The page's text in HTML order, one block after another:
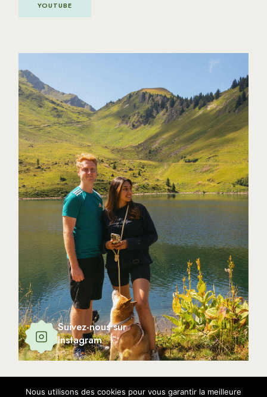
YOUTUBE
Suivez-nous sur
Instagram
Nous utilisons des cookies pour vous garantir la meilleure